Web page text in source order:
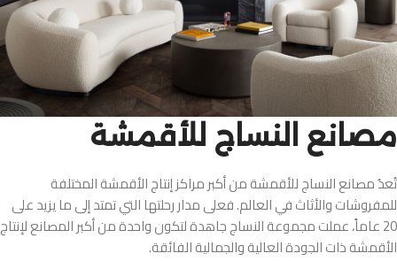
مصانع النساج للأقمشة
تُعدُ مصانع النساج للأقمشة من أكبر مراكز إنتاج الأقمشة المختلفة
للمفروشات والأثاث في العالم. فعلى مدار رحلتها التي تمتد إلى ما يزيد على
20 عاماً، عملت مجموعة النساج جاهدة لتكون واحدة من أكبر المصانع لإنتاج
الأقمشة ذات الجودة العالية والجمالية الفائقة.